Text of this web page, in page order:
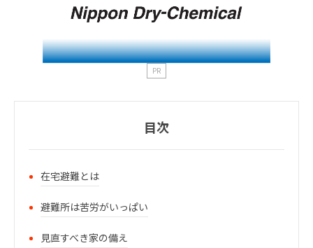
PR
目次
在宅避難とは
避難所は苦労がいっぱい
見直すべき家の備え